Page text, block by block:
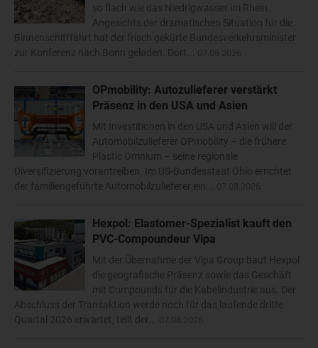
so flach wie das Niedrigwasser im Rhein.
Angesichts der dramatischen Situation für die
Binnenschifffahrt hat der frisch gekürte Bundesverkehrsminister
zur Konferenz nach Bonn geladen. Dort...
OPmobility: Autozulieferer verstärkt
Präsenz in den USA und Asien
Mit Investitionen in den USA und Asien will der
Automobilzulieferer OPmobility – die frühere
Plastic Omnium – seine regionale
Diversifizierung vorantreiben. Im US-Bundesstaat Ohio errichtet
der familiengeführte Automobilzulieferer ein...
Hexpol: Elastomer-Spezialist kauft den
PVC-Compoundeur Vipa
Mit der Übernahme der Vipa Group baut Hexpol
die geografische Präsenz sowie das Geschäft
mit Compounds für die Kabelindustrie aus. Der
Abschluss der Transaktion werde noch für das laufende dritte
Quartal 2026 erwartet, teilt der...